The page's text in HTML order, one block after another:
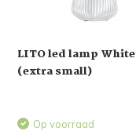
LITO led lamp White
(extra small)
Op voorraad